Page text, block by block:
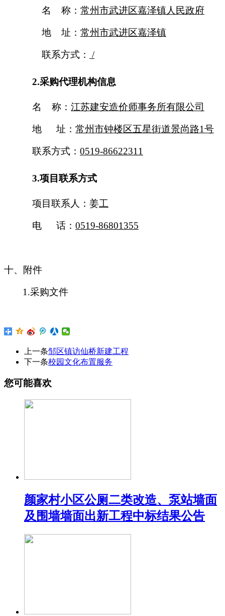
名 称： 常州市武进区嘉泽镇人民政府
地 址： 常州市武进区嘉泽镇
联系方式： /
2.采购代理机构信息
名 称： 江苏建安造价师事务所有限公司
地 址： 常州市钟楼区五星街道景尚路1号
联系方式： 0519-86622311
3.项目联系方式
项目联系人：姜工
电 话： 0519-86801355
十、附件
1.采购文件
上一条邹区镇访仙桥新建工程
下一条校园文化布置服务
您可能喜欢
颜家村小区公厕二类改造、泵站墙面
及围墙墙面出新工程中标结果公告